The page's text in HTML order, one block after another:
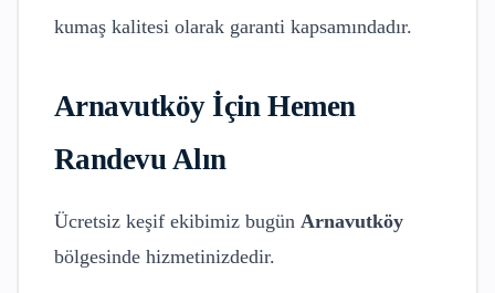
kumaş kalitesi olarak garanti kapsamındadır.
Arnavutköyİçin Hemen
Randevu Alın
Ücretsiz keşif ekibimiz bugün Arnavutköy
bölgesinde hizmetinizdedir.